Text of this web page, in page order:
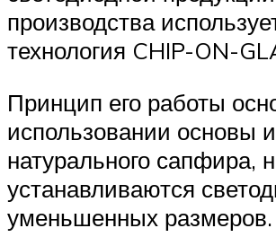
производства
технология CHIP-ON-
Принцип его работы
использовании основы
натурального сапфира,
устанавливаются
уменьшенных размеров.